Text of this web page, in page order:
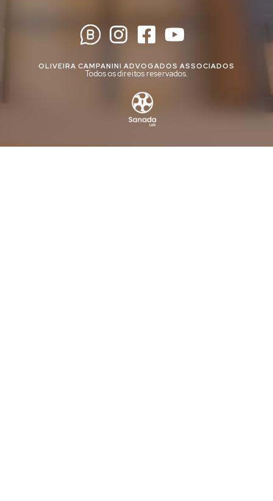
OLIVEIRA CAMPANINI ADVOGADOS ASSOCIADOS
Todos os direitos reservados.